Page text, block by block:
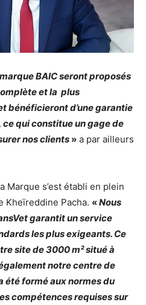
BAIC seront proposés
et la plus
bénéficieront d’une garantie
qui constitue un gage de
nos clients » a par ailleurs
Marque s’est établi en plein
Kheïreddine Pacha. «Nous
garantit un service
les plus exigeants. Ce
site de 3000 m² situé à
notre centre de
été formé aux normes du
compétences requises sur